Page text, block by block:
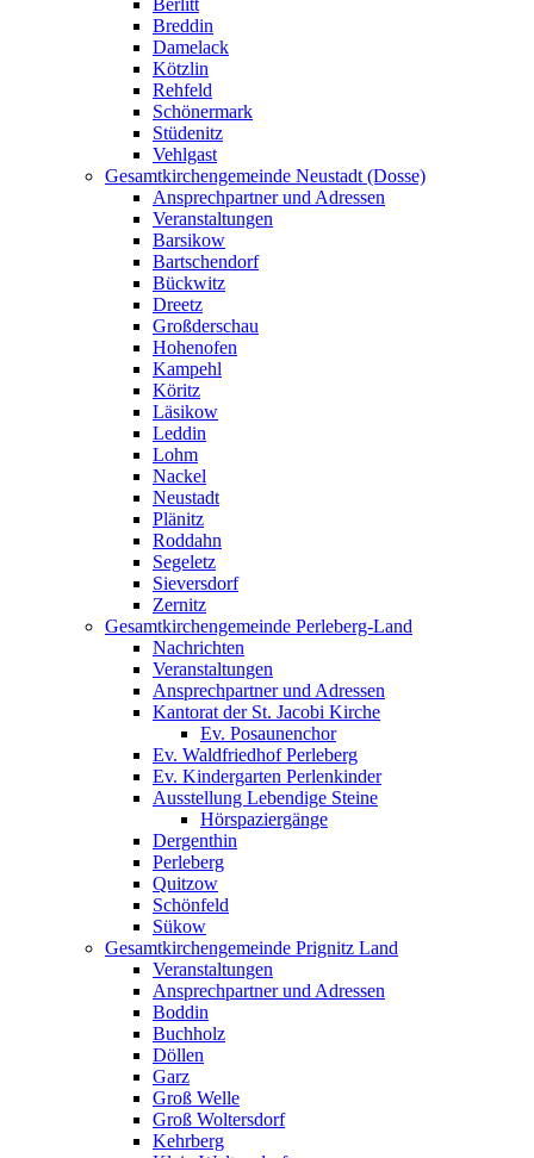
Breddin
Damelack
Kötzlin
Rehfeld
Schönermark
Stüdenitz
Vehlgast
Gesamtkirchengemeinde Neustadt (Dosse)
Ansprechpartner und Adressen
Veranstaltungen
Barsikow
Bartschendorf
Bückwitz
Dreetz
Großderschau
Hohenofen
Kampehl
Köritz
Läsikow
Leddin
Lohm
Nackel
Neustadt
Plänitz
Roddahn
Segeletz
Sieversdorf
Zernitz
Gesamtkirchengemeinde Perleberg-Land
Nachrichten
Veranstaltungen
Ansprechpartner und Adressen
Kantorat der St. Jacobi Kirche
Ev. Posaunenchor
Ev. Waldfriedhof Perleberg
Ev. Kindergarten Perlenkinder
Ausstellung Lebendige Steine
Hörspaziergänge
Dergenthin
Perleberg
Quitzow
Schönfeld
Sükow
Gesamtkirchengemeinde Prignitz Land
Veranstaltungen
Ansprechpartner und Adressen
Boddin
Buchholz
Döllen
Garz
Groß Welle
Groß Woltersdorf
Kehrberg